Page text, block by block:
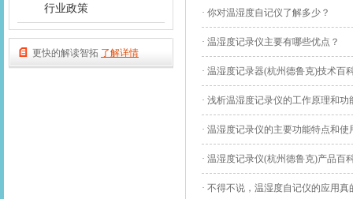
行业政策
更快的解读智拓 了解详情
· 你对温湿度自记仪了解多少？
· 温湿度记录仪主要有哪些优点？
· 温湿度记录器(杭州德鲁克)技术百
· 浅析温湿度记录仪的工作原理和功
· 温湿度记录仪的主要功能特点和使
· 温湿度记录仪(杭州德鲁克)产品百
· 不得不说，温湿度自记仪的应用真